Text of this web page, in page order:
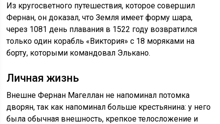
Из кругосветного путешествия, которое совершил
Фернан, он доказал, что Земля имеет форму шара,
через 1081 день плавания в 1522 году возвратился
только один корабль «Виктория» с 18 моряками на
борту, которыми командовал Элькано.
Личная жизнь
Внешне Фернан Магеллан не напоминал потомка
дворян, так как напоминал больше крестьянина: у него
была обычная внешность, крепкое телосложение и